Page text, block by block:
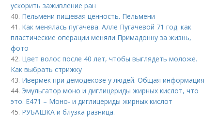
ускорить заживление ран
40. Пельмени пищевая ценность. Пельмени
41. Как менялась пугачева. Алле Пугачевой 71 год: как
пластические операции меняли Примадонну за жизнь,
фото
42. Цвет волос после 40 лет, чтобы выглядеть моложе.
Как выбрать стрижку
43. Ивермек при демодекозе у людей. Общая информация
44. Эмульгатор моно и диглицериды жирных кислот, что
это. Е471 – Моно- и диглицериды жирных кислот
45. РУБАШКА и блузка разница.